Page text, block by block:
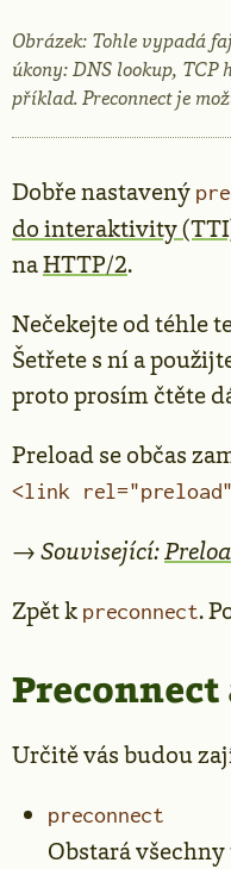
Obrázek: Tohle vypadá
úkony: DNS lookup, TCP
příklad. Preconnect je
Dobře nastavený
do interaktivity
naHTTP/2.
Nečekejte od téhle
Šetřete s ní a
proto prosím čtěte
Preload se občas
<link
→Související:
Zpět k preconnect.
Určitě vás budou
preconnect
Obstará